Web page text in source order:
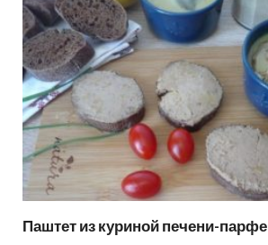
Паштет из куриной печени-парфе